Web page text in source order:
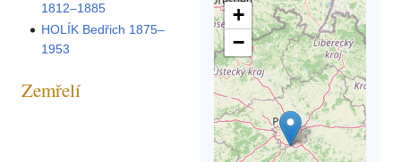
+
−
1812–1885
HOLÍK Bedřich 1875–
1953
Zemřelí